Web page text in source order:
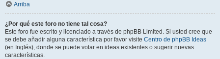
Arriba
¿Por qué este foro no tiene tal cosa?
Este foro fue escrito y licenciado a través de phpBB Limited. Si usted cree que
se debe añadir alguna característica por favor visite Centro de phpBB Ideas
(en Inglés), donde se puede votar en ideas existentes o sugerir nuevas
características.